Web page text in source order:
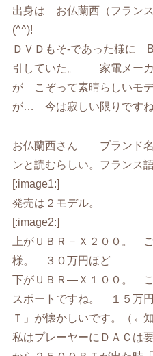
出身は お仏蘭西（フラン
(^^)!
ＤＶＤもそ-であった様に
引していた。 家電メーカ
が こぞって素晴らしいモ
が… 今は寂しい限りです
お仏蘭西さん ブランド名
ンと読むらしい。フランス
[:image1:]
発売は２モデル。
[:image2:]
上がＵＢＲ－Ｘ２００。
様。 ３０万円ほど
下がＵＢＲ―Ｘ１００。
スポートですね。 １５万
Ｔ」が懐かしいです。（←
私はプレーヤーにＤＡＣは